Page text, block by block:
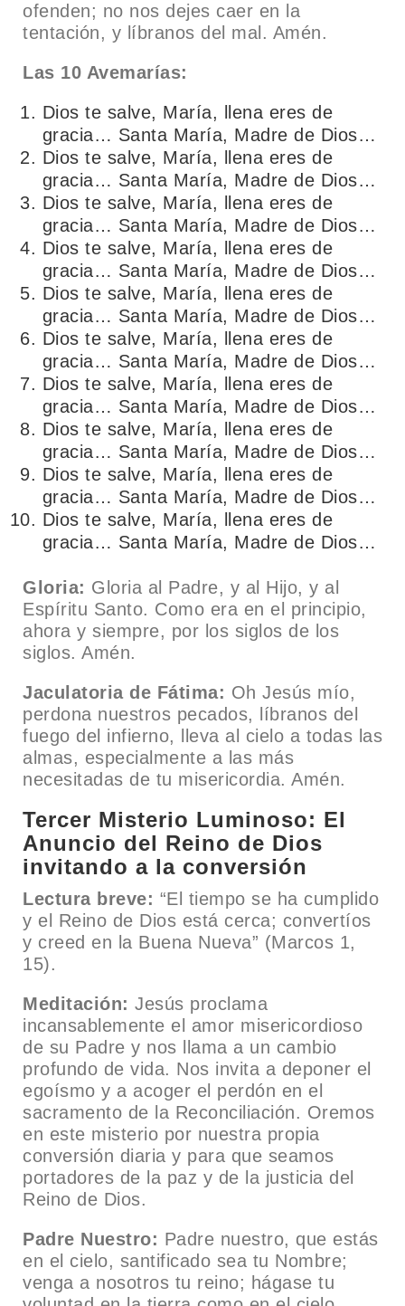
ofenden; no nos dejes caer en la
tentación, y líbranos del mal. Amén.
Las 10 Avemarías:
Dios te salve, María, llena eres de
gracia… Santa María, Madre de Dios…
Dios te salve, María, llena eres de
gracia… Santa María, Madre de Dios…
Dios te salve, María, llena eres de
gracia… Santa María, Madre de Dios…
Dios te salve, María, llena eres de
gracia… Santa María, Madre de Dios…
Dios te salve, María, llena eres de
gracia… Santa María, Madre de Dios…
Dios te salve, María, llena eres de
gracia… Santa María, Madre de Dios…
Dios te salve, María, llena eres de
gracia… Santa María, Madre de Dios…
Dios te salve, María, llena eres de
gracia… Santa María, Madre de Dios…
Dios te salve, María, llena eres de
gracia… Santa María, Madre de Dios…
Dios te salve, María, llena eres de
gracia… Santa María, Madre de Dios…
Gloria: Gloria al Padre, y al Hijo, y al
Espíritu Santo. Como era en el principio,
ahora y siempre, por los siglos de los
siglos. Amén.
Jaculatoria de Fátima: Oh Jesús mío,
perdona nuestros pecados, líbranos del
fuego del infierno, lleva al cielo a todas las
almas, especialmente a las más
necesitadas de tu misericordia. Amén.
Tercer Misterio Luminoso: El
Anuncio del Reino de Dios
invitando a la conversión
Lectura breve: “El tiempo se ha cumplido
y el Reino de Dios está cerca; convertíos
y creed en la Buena Nueva” (Marcos 1,
15).
Meditación: Jesús proclama
incansablemente el amor misericordioso
de su Padre y nos llama a un cambio
profundo de vida. Nos invita a deponer el
egoísmo y a acoger el perdón en el
sacramento de la Reconciliación. Oremos
en este misterio por nuestra propia
conversión diaria y para que seamos
portadores de la paz y de la justicia del
Reino de Dios.
Padre Nuestro: Padre nuestro, que estás
en el cielo, santificado sea tu Nombre;
venga a nosotros tu reino; hágase tu